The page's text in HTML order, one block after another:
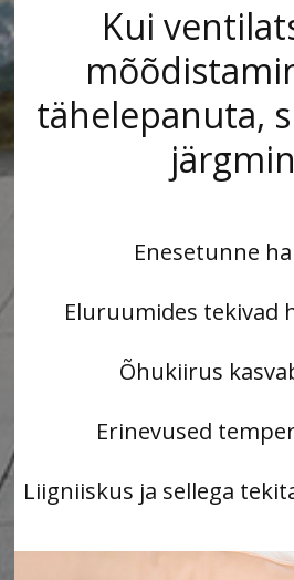
Kui
tähelepanuta,
Enesetunne
Eluruumides tekivad
Õhukiirus
Erinevused
Liigniiskus ja sellega